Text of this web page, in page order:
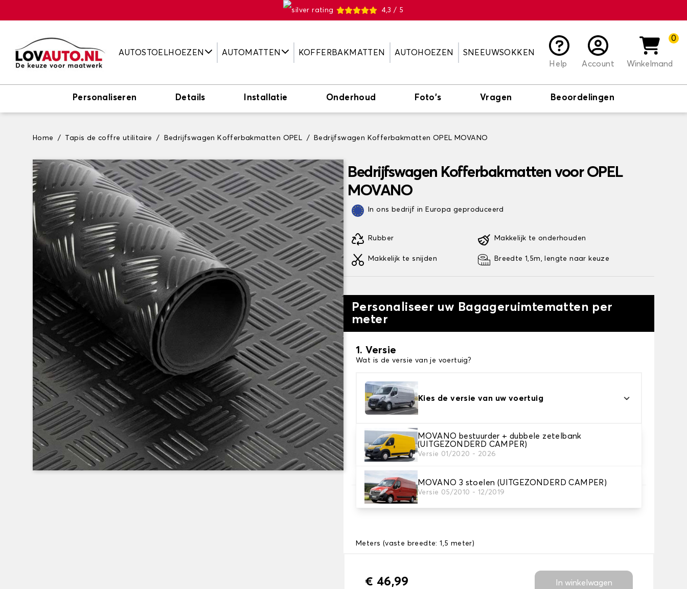
4,3 / 5
AUTOSTOELHOEZEN AUTOMATTEN KOFFERBAKMATTEN AUTOHOEZEN
SNEEUWSOKKEN
Help
Account
0
Winkelmand
Personaliseren Details Installatie Onderhoud Foto's Vragen Beoordelingen
Home Tapis de coffre utilitaire Bedrijfswagen Kofferbakmatten OPEL Bedrijfswagen Kofferbakmatten OPEL MOVANO
Bedrijfswagen Kofferbakmatten voor OPEL
MOVANO
In ons bedrijf in Europa geproduceerd
Rubber
Makkelijk te snijden
Makkelijk te onderhouden
Breedte 1,5m, lengte naar keuze
Personaliseer uw Bagageruimtematten per
meter
1. Versie
Wat is de versie van je voertuig?
Kies de versie van uw voertuig
MOVANO bestuurder + dubbele zetelbank
(UITGEZONDERD CAMPER)
Versie 01/2020 - 2026
MOVANO 3 stoelen (UITGEZONDERD CAMPER)
Versie 05/2010 - 12/2019
2. Tapijt kleuren
Kies de kleur van je tapijt kofferruimte.
3. Lengte
Meters (vaste breedte: 1,5 meter)
€ 46,99 In winkelwagen